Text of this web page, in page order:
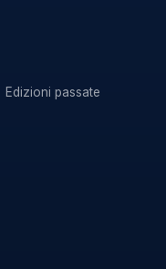
Edizioni passate